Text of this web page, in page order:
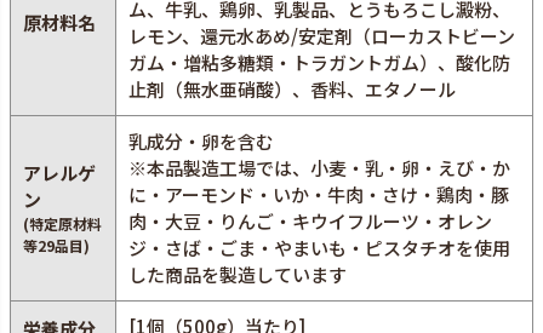
原材料名
ム、牛乳、鶏卵、乳製品、とうもろこし澱粉、
レモン、還元水あめ/安定剤（ローカストビーン
ガム・増粘多糖類・トラガントガム）、酸化防
止剤（無水亜硝酸）、香料、エタノール
アレルゲ
ン
(特定原材料
等29品目)
乳成分・卵を含む
※本品製造工場では、小麦・乳・卵・えび・か
に・アーモンド・いか・牛肉・さけ・鶏肉・豚
肉・大豆・りんご・キウイフルーツ・オレン
ジ・さば・ごま・やまいも・ピスタチオを使用
した商品を製造しています
[1個（500g）当たり]